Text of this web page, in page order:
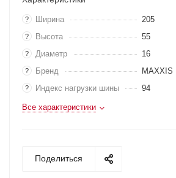
? Ширина 205
? Высота 55
? Диаметр 16
? Бренд MAXXIS
? Индекс нагрузки шины 94
Все характеристики
Поделиться